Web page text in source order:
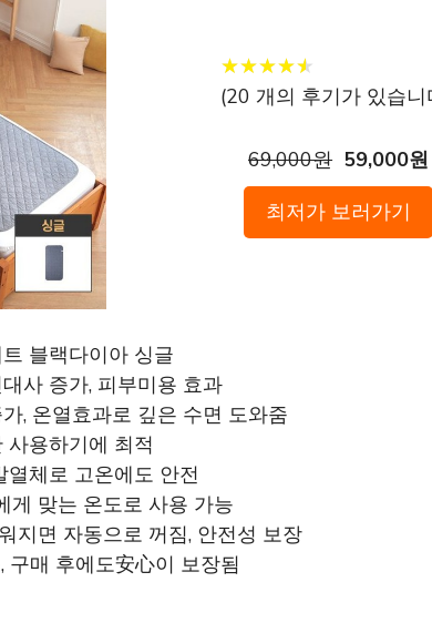
★★★★★
★★★★★
(20 개의 후기가 있습니
69,000원 59,000원
최저가 보러가기
블랙다이아 싱글
사 증가, 피부미용 효과
, 온열효과로 깊은 수면 도와줌
용하기에 최적
체로 고온에도 안전
게 맞는 온도로 사용 가능
지면 자동으로 꺼짐, 안전성 보장
매 후에도安心이 보장됨